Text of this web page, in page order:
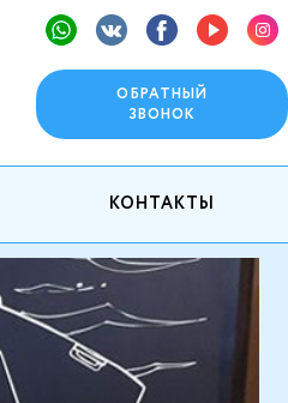
ОБРАТНЫЙ
ЗВОНОК
КОНТАКТЫ